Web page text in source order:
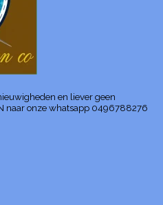
en liever geen
naar onze whatsapp 0496788276